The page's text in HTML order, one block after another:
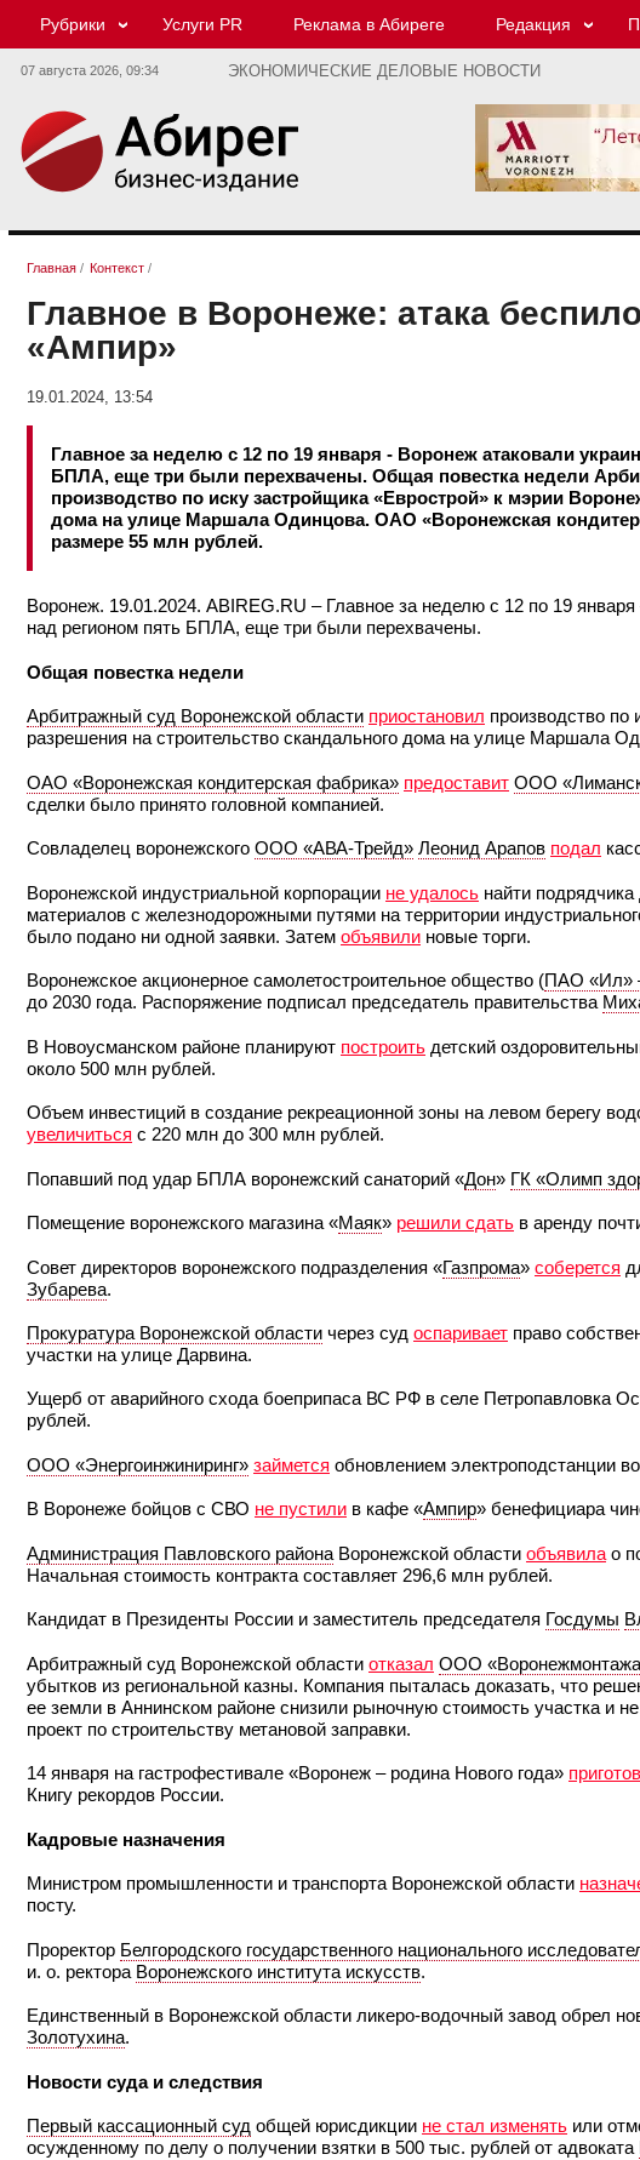
Рубрики Услуги PR Реклама в Абиреге Редакция
07 августа 2026, 09:34 ЭКОНОМИЧЕСКИЕ ДЕЛОВЫЕ НОВОСТИ
Главная / Контекст /
Главное в Воронеже: атака
«Ампир»
19.01.2024, 13:54
Главное за неделю с 12 по 19 января - Воронеж атаковали
БПЛА, еще три были перехвачены. Общая повестка недели
производство по иску застройщика «Еврострой» к мэрии
дома на улице Маршала Одинцова. ОАО «Воронежская
размере 55 млн рублей.
Воронеж. 19.01.2024. ABIREG.RU – Главное за неделю с 12 по 19
над регионом пять БПЛА, еще три были перехвачены.
Общая повестка недели
Арбитражный суд Воронежской области приостановил производство по
разрешения на строительство скандального дома на улице Маршала
ОАО «Воронежская кондитерская фабрика» предоставит ООО
сделки было принято головной компанией.
Совладелец воронежского ООО «АВА-Трейд» Леонид Арапов подал
Воронежской индустриальной корпорации не удалось найти
материалов с железнодорожными путями на территории
было подано ни одной заявки. Затем объявили новые торги.
Воронежское акционерное самолетостроительное общество (ПАО «Ил»
до 2030 года. Распоряжение подписал председатель правительства
В Новоусманском районе планируют построить детский
около 500 млн рублей.
Объем инвестиций в создание рекреационной зоны на левом берегу
увеличиться с 220 млн до 300 млн рублей.
Попавший под удар БПЛА воронежский санаторий «Дон» ГК «Олимп
Помещение воронежского магазина «Маяк» решили сдать в аренду
Совет директоров воронежского подразделения «Газпрома» соберется
Зубарева.
Прокуратура Воронежской области через суд оспаривает право
участки на улице Дарвина.
Ущерб от аварийного схода боеприпаса ВС РФ в селе Петропавловка
рублей.
ООО «Энергоинжиниринг» займется обновлением электроподстанции
В Воронеже бойцов с СВО не пустили в кафе «Ампир» бенефициара
Администрация Павловского района Воронежской области объявила о
Начальная стоимость контракта составляет 296,6 млн рублей.
Кандидат в Президенты России и заместитель председателя Госдумы
Арбитражный суд Воронежской области отказал ООО
убытков из региональной казны. Компания пыталась доказать, что
ее земли в Аннинском районе снизили рыночную стоимость участка и
проект по строительству метановой заправки.
14 января на гастрофестивале «Воронеж – родина Нового года»
Книгу рекордов России.
Кадровые назначения
Министром промышленности и транспорта Воронежской области
посту.
Проректор Белгородского государственного национального
и. о. ректора Воронежского института искусств.
Единственный в Воронежской области ликеро-водочный завод обрел
Золотухина.
Новости суда и следствия
Первый кассационный суд общей юрисдикции не стал изменять или
осужденному по делу о получении взятки в 500 тыс. рублей от адвоката